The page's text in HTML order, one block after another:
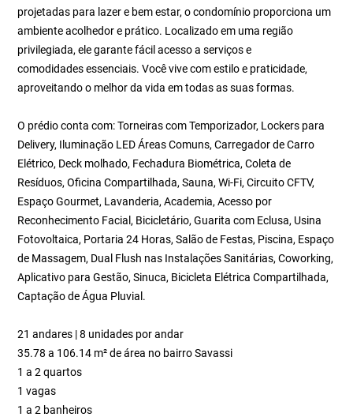
projetadas para lazer e bem estar, o condomínio proporciona um
ambiente acolhedor e prático. Localizado em uma região
privilegiada, ele garante fácil acesso a serviços e
comodidades essenciais. Você vive com estilo e praticidade,
aproveitando o melhor da vida em todas as suas formas.
O prédio conta com: Torneiras com Temporizador, Lockers para
Delivery, Iluminação LED Áreas Comuns, Carregador de Carro
Elétrico, Deck molhado, Fechadura Biométrica, Coleta de
Resíduos, Oficina Compartilhada, Sauna, Wi-Fi, Circuito CFTV,
Espaço Gourmet, Lavanderia, Academia, Acesso por
Reconhecimento Facial, Bicicletário, Guarita com Eclusa, Usina
Fotovoltaica, Portaria 24 Horas, Salão de Festas, Piscina, Espaço
de Massagem, Dual Flush nas Instalações Sanitárias, Coworking,
Aplicativo para Gestão, Sinuca, Bicicleta Elétrica Compartilhada,
Captação de Água Pluvial.
21 andares | 8 unidades por andar
35.78 a 106.14 m² de área no bairro Savassi
1 a 2 quartos
1 vagas
1 a 2 banheiros